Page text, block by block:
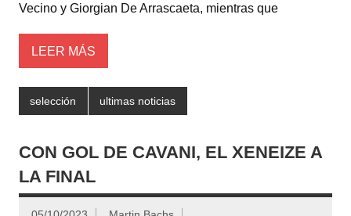
p
o
k
r
t
r
Vecino y Giorgian De Arrascaeta, mientras que
LEER MÁS
selección ultimas noticias
CON GOL DE CAVANI, EL XENEIZE A
LA FINAL